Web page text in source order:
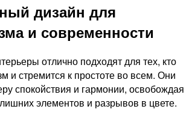
дизайн для
и современности
отлично подходят для тех, кто
и стремится к простоте во всем. Они
спокойствия и гармонии, освобождая
элементов и разрывов в цвете.